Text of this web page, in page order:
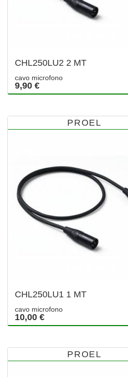
CHL250LU2 2 MT
cavo microfono
9,90 €
PROEL
CHL250LU1 1 MT
cavo microfono
10,00 €
PROEL